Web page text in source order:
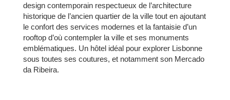
design contemporain respectueux de l’architecture
historique de l’ancien quartier de la ville tout en ajoutant
le confort des services modernes et la fantaisie d’un
rooftop d’où contempler la ville et ses monuments
emblématiques. Un hôtel idéal pour explorer Lisbonne
sous toutes ses coutures, et notamment son Mercado
da Ribeira.